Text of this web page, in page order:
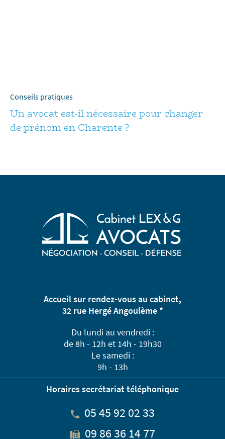
Conseils pratiques
Un avocat est-il nécessaire pour changer
de prénom en Charente ?
Accueil sur rendez-vous au cabinet,
32 rue Hergé Angoulème *
Du lundi au vendredi :
de 8h - 12h et 14h - 19h30
Le samedi :
9h - 13h
Horaires secrétariat téléphonique
05 45 92 02 33
09 86 36 14 77